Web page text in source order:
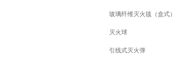
玻璃纤维灭火毯（盒式）
灭火球
引线式灭火弹